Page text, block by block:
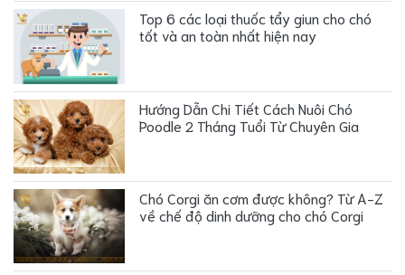
Top 6 các loại thuốc tẩy giun cho chó
tốt và an toàn nhất hiện nay
Hướng Dẫn Chi Tiết Cách Nuôi Chó
Poodle 2 Tháng Tuổi Từ Chuyên Gia
Chó Corgi ăn cơm được không? Từ A-Z
về chế độ dinh dưỡng cho chó Corgi